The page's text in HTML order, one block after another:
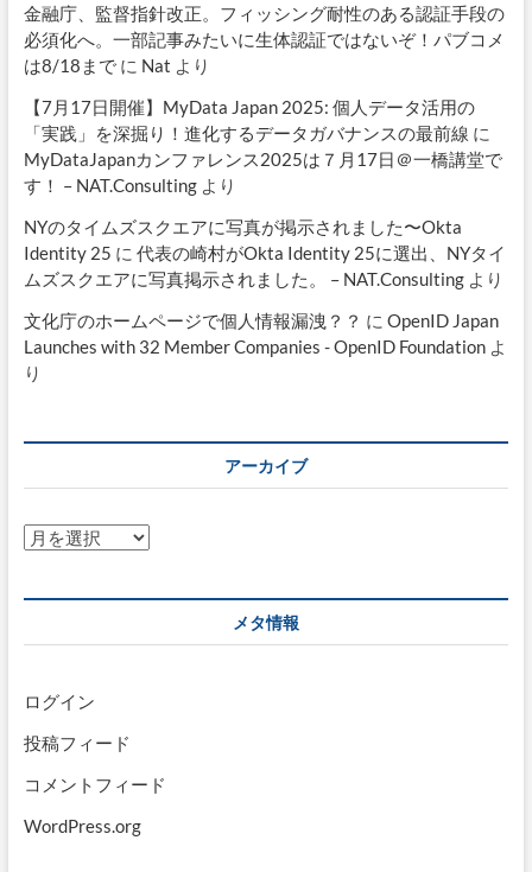
金融庁、監督指針改正。フィッシング耐性のある認証手段の
必須化へ。一部記事みたいに生体認証ではないぞ！パブコメ
は8/18までに Nat より
【7月17日開催】MyData Japan 2025: 個人データ活用の
「実践」を深掘り！進化するデータガバナンスの最前線 に
MyDataJapanカンファレンス2025は７月17日＠一橋講堂で
す！ – NAT.Consultingより
NYのタイムズスクエアに写真が掲示されました〜Okta
Identity 25 に 代表の崎村がOkta Identity 25に選出、NYタイ
ムズスクエアに写真掲示されました。 – NAT.Consultingより
文化庁のホームページで個人情報漏洩？？ に OpenID Japan
Launches with 32 Member Companies - OpenID Foundationよ
り
アーカイブ
ア
ブ
メタ情報
ログイン
投稿フィード
コメントフィード
WordPress.org